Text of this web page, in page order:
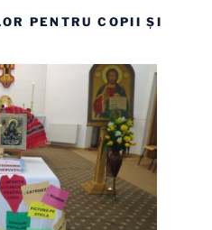
PENTRU COPII ȘI